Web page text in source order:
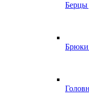
Берцы
Брюки